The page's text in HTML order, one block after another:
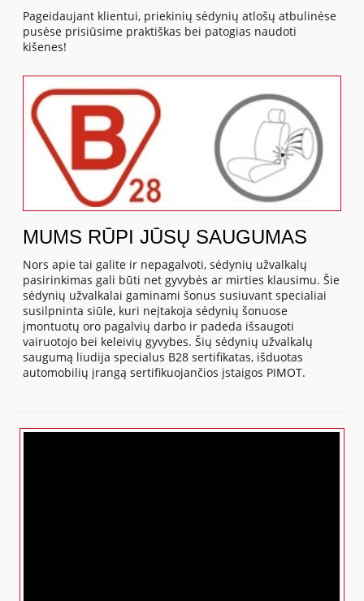
Pageidaujant klientui, priekinių sėdynių atlošų atbulinėse
pusėse prisiūsime praktiškas bei patogias naudoti
kišenes!
MUMS RŪPI JŪSŲ SAUGUMAS
Nors apie tai galite ir nepagalvoti, sėdynių užvalkalų
pasirinkimas gali būti net gyvybės ar mirties klausimu. Šie
sėdynių užvalkalai gaminami šonus susiuvant specialiai
susilpninta siūle, kuri neįtakoja sėdynių šonuose
įmontuotų oro pagalvių darbo ir padeda išsaugoti
vairuotojo bei keleivių gyvybes. Šių sėdynių užvalkalų
saugumą liudija specialus B28 sertifikatas, išduotas
automobilių įrangą sertifikuojančios įstaigos PIMOT.